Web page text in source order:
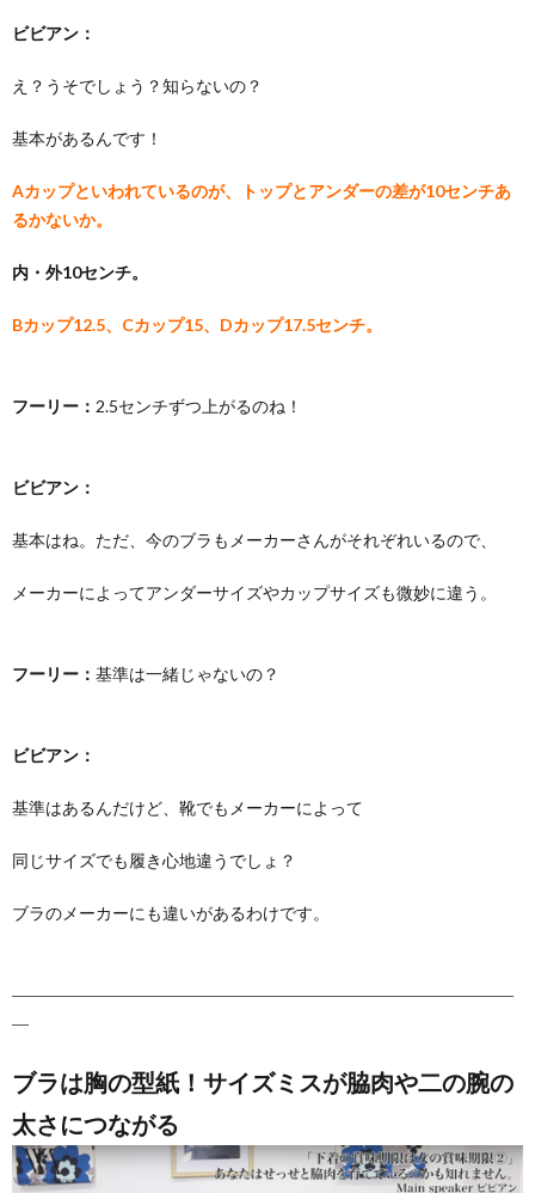
ビビアン：
え？うそでしょう？知らないの？
基本があるんです！
Aカップといわれているのが、トップとアンダーの差が10センチあ
るかないか。
内・外10センチ。
Bカップ12.5、Cカップ15、Dカップ17.5センチ。
フーリー： 2.5センチずつ上がるのね！
ビビアン：
基本はね。ただ、今のブラもメーカーさんがそれぞれいるので、
メーカーによってアンダーサイズやカップサイズも微妙に違う。
フーリー： 基準は一緒じゃないの？
ビビアン：
基準はあるんだけど、靴でもメーカーによって
同じサイズでも履き心地違うでしょ？
ブラのメーカーにも違いがあるわけです。
――――――――――――――――――――――――――――――
―
ブラは胸の型紙！サイズミスが脇肉や二の腕の
太さにつながる